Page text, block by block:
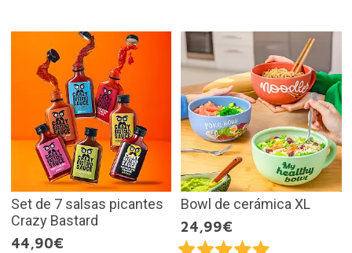
Set de 7 salsas picantes
Crazy Bastard
44,90€
Bowl de cerámica XL
24,99€